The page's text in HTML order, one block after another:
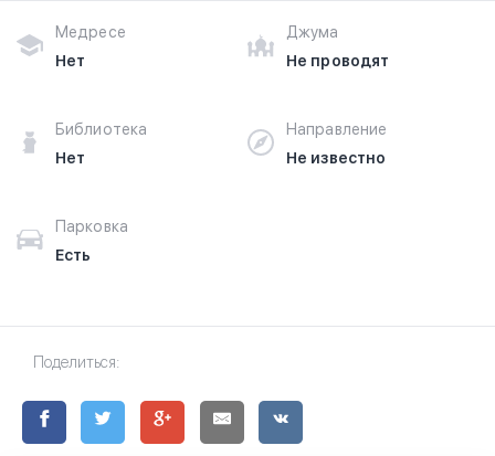
Медресе
Нет
Джума
Не проводят
Библиотека
Нет
Направление
Не известно
Парковка
Есть
Поделиться: